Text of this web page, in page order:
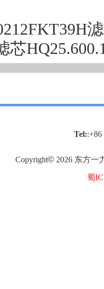
芯
Tel::+86
Copyright© 2026 东方一
蜀